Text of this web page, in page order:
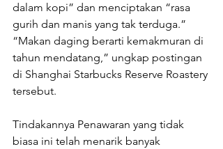
dalam kopi” dan menciptakan “rasa
gurih dan manis yang tak terduga.”
“Makan daging berarti kemakmuran di
tahun mendatang,” ungkap postingan
di Shanghai Starbucks Reserve Roastery
tersebut.
Tindakannya Penawaran yang tidak
biasa ini telah menarik banyak